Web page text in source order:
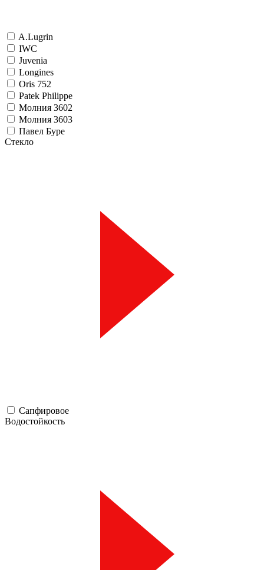
A.Lugrin
IWC
Juvenia
Longines
Oris 752
Patek Philippe
Молния 3602
Молния 3603
Павел Буре
Стекло
Сапфировое
Водостойкость